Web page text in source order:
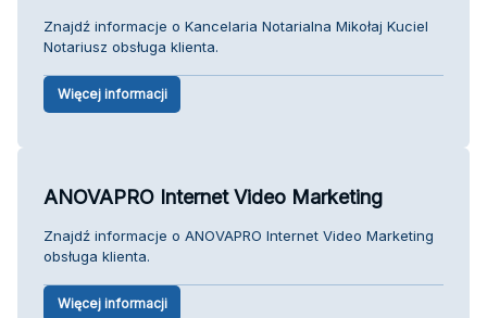
Znajdź informacje o Kancelaria Notarialna Mikołaj Kuciel
Notariusz obsługa klienta.
Więcej informacji
ANOVAPRO Internet Video Marketing
Znajdź informacje o ANOVAPRO Internet Video Marketing
obsługa klienta.
Więcej informacji